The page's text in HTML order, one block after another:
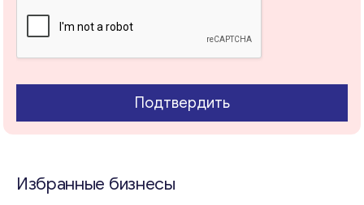
Свяжитесь со мной
Подтвердить
Избранные бизнесы